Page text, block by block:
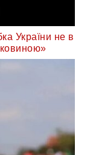
України не в